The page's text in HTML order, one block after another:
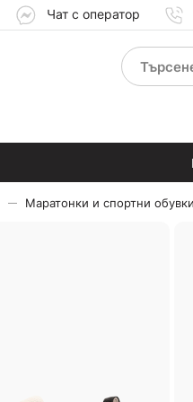
Чат с оператор
Маратонки и спортни обувки